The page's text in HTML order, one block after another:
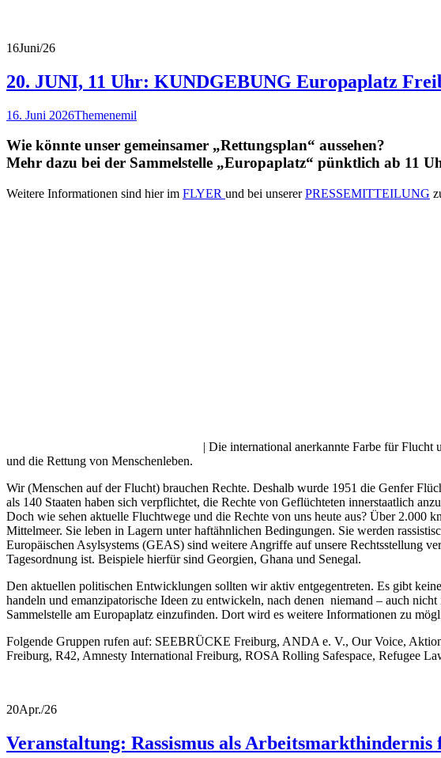
16Juni/26
20. JUNI, 11 Uhr: KUNDGEBUNG Europaplatz
16. Juni 2026Themenemil
Wie könnte unser gemeinsamer „Rettungsplan“ aussehen?
Mehr dazu bei der Sammelstelle „Europaplatz“ pünktlich ab 11
Weitere Informationen sind hier im FLYER und bei unsererPRESSEMITTEILUNG
| Die international anerkannte Farbe für
und die Rettung von Menschenleben.
Wir (Menschen auf der Flucht) brauchen Rechte. Deshalb wurde 1951 die Genfer
als 140 Staaten haben sich verpflichtet, die Rechte von Geflüchteten innerstaatlich
Doch wie sehen aktuelle Fluchtwege und die Rechte von uns heute aus? Über 2.000
Mittelmeer. Sie leben in Lagern unter haftähnlichen Bedingungen. Sie werden
Europäischen Asylsystems (GEAS) sind weitere Angriffe auf unsere Rechtsstellung
Tagesordnung ist. Beispiele hierfür sind Georgien, Ghana und Senegal.
Den aktuellen politischen Entwicklungen sollten wir aktiv entgegentreten. Es gibt
handeln und emanzipatorische Ideen zu entwickeln, nach denen niemand – auch
Sammelstelle am Europaplatz einzufinden. Dort wird es weitere Informationen zu
Folgende Gruppen rufen auf: SEEBRÜCKE Freiburg, ANDA e. V., Our Voice,
Freiburg, R42, Amnesty International Freiburg, ROSA Rolling Safespace, Refugee
20Apr./26
Veranstaltung: Rassismus als Arbeitsmarkthindernis